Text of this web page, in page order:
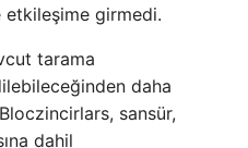
girmedi.
tarama
daha
sansür,
dahil